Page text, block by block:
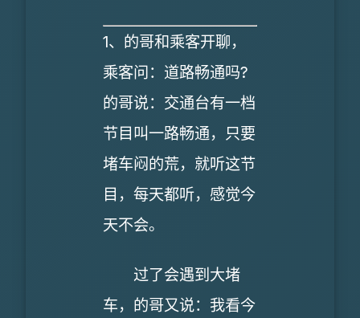
1、的哥和乘客开聊，
乘客问：道路畅通吗?
的哥说：交通台有一档
节目叫一路畅通，只要
堵车闷的荒，就听这节
目，每天都听，感觉今
天不会。
过了会遇到大堵
车，的哥又说：我看今